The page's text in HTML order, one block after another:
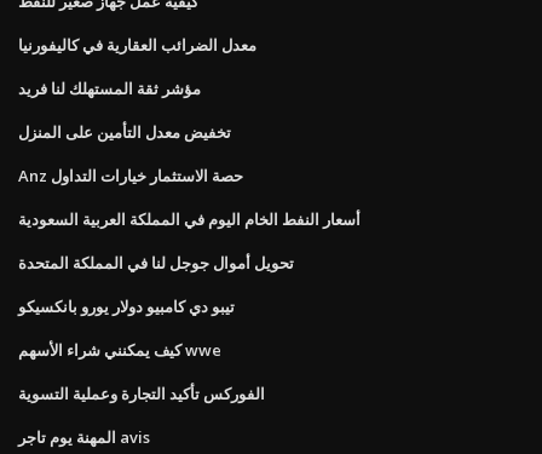
معدل الضرائب العقارية في كاليفورنيا
مؤشر ثقة المستهلك لنا فريد
تخفيض معدل التأمين على المنزل
Anz حصة الاستثمار خيارات التداول
أسعار النفط الخام اليوم في المملكة العربية السعودية
تحويل أموال جوجل لنا في المملكة المتحدة
تيبو دي كامبيو دولار يورو بانكسيكو
كيف يمكنني شراء الأسهم wwe
الفوركس تأكيد التجارة وعملية التسوية
المهنة يوم تاجر avis